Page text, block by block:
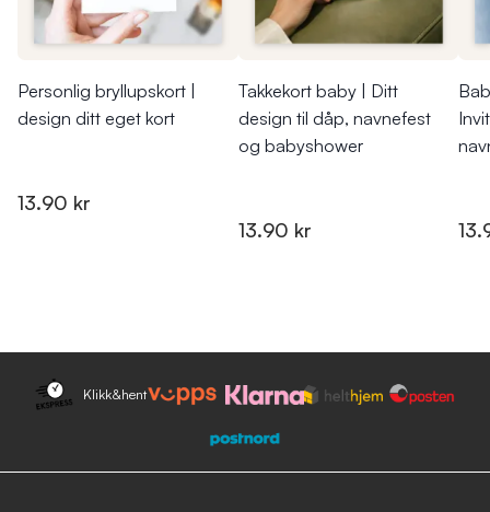
Personlig bryllupskort |
design ditt eget kort
13.90 kr
Takkekort baby | Ditt
design til dåp, navnefest
og babyshower
13.90 kr
Klikk&hent